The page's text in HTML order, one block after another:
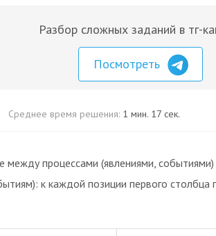
Разбор сложных заданий в тг-
Посмотреть
Среднее время решения: 1 мин. 17 сек.
между процессами (явлениями,
к каждой позиции первого